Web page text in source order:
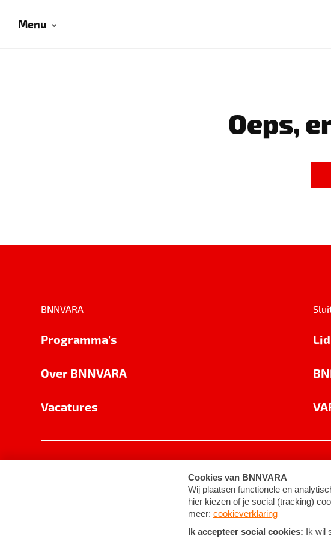
Menu
Oeps,
BNNVARA
Programma's
Over BNNVARA
Vacatures
Cookie-instellingen Algemene